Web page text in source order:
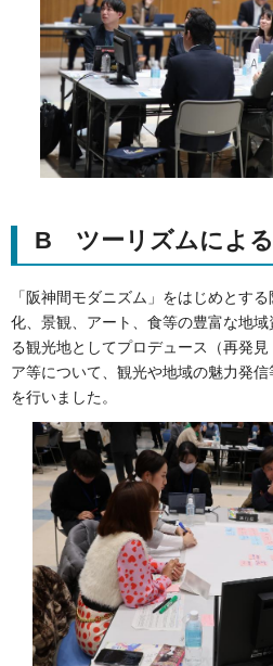
B ツーリズムによ
「阪神間モダニズム」をはじめとす
化、景観、アート、食等の豊富な地
る観光地としてプロデュース（再発
ア等について、観光や地域の魅力発
を行いました。